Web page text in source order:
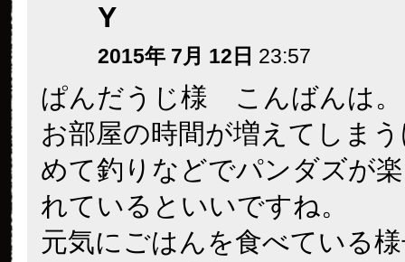
Y
2015年 7月 12日 23:57
ぱんだうじ様 こんばんは。
お部屋の時間が増えてしま
めて釣りなどでパンダズが
れているといいですね。
元気にごはんを食べている